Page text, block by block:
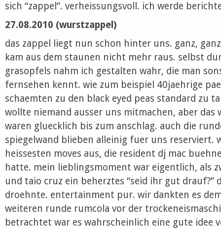
sich “zappel”. verheissungsvoll. ich werde
27.08.2010 (wurstzappel)
das zappel liegt nun schon hinter uns. ganz,
kam aus dem staunen nicht mehr raus. selbst
grasopfels nahm ich gestalten wahr, die man
fernsehen kennt. wie zum beispiel 40jaehrige
schaemten zu den black eyed peas standard zu
wollte niemand ausser uns mitmachen, aber das
waren gluecklich bis zum anschlag. auch die
spiegelwand blieben alleinig fuer uns reserviert.
heissesten moves aus, die resident dj mac
hatte. mein lieblingsmoment war eigentlich, als
und taio cruz ein beherztes “seid ihr gut drauf?”
droehnte. entertainment pur. wir dankten es
weiteren runde rumcola vor der
betrachtet war es wahrscheinlich eine gute idee